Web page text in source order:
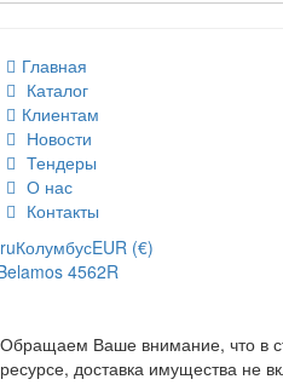
Главная
Каталог
Клиентам
Новости
Тендеры
О нас
Контакты
ruКолумбусEUR (€)
4562R
Обращаем Ваше внимание, что в
ресурсе, доставка имущества не